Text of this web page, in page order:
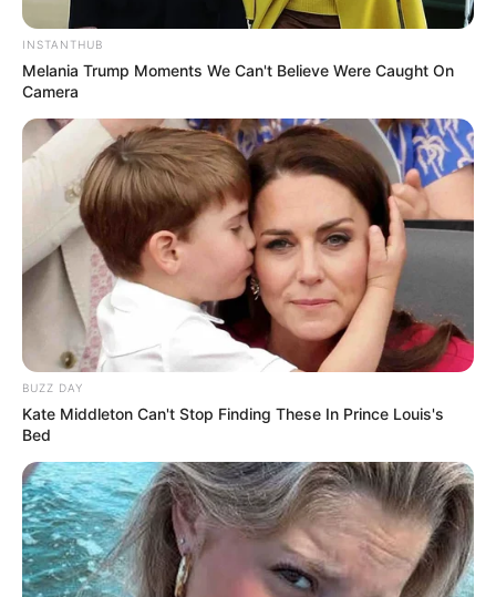
ΕΙΝΑΙ ΦΟΒΙΣΜΕΝΟΙ. ΧΑΝΟΥΝ ΤΟΝ ΕΛΕΓΧΟ. ΓΝΩΡΙΖΟΥΜΕ
ΠΩΣ ΑΥΤΗ Η ΜΕΡΑ ΘΑ ΕΡΘΕΙ. ΤΟ ΣΧΕΔΙΑΣΑΜΕ. ΠΗΡΑΜΕ
INSTANTHUB
Melania Trump Moments We Can't Believe Were Caught On
Camera
BUZZ DAY
Kate Middleton Can't Stop Finding These In Prince Louis's
Bed